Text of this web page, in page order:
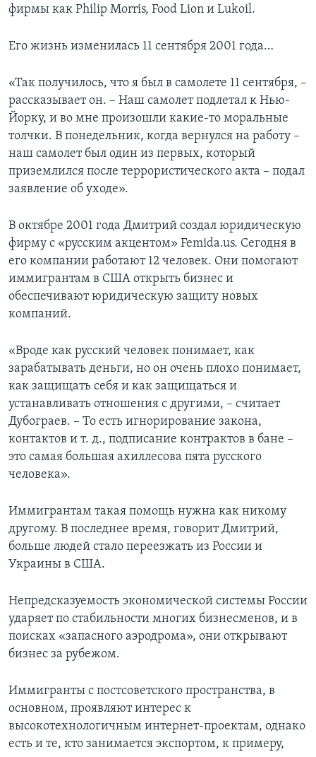
фирмы как Philip Morris, Food Lion и Lukoil.
Его жизнь изменилась 11 сентября 2001 года…
«Так получилось, что я был в самолете 11 сентября, –
рассказывает он. – Наш самолет подлетал к Нью-
Йорку, и во мне произошли какие-то моральные
толчки. В понедельник, когда вернулся на работу –
наш самолет был один из первых, который
приземлился после террористического акта – подал
заявление об уходе».
В октябре 2001 года Дмитрий создал юридическую
фирму с «русским акцентом» Femida.us. Сегодня в
его компании работают 12 человек. Они помогают
иммигрантам в США открыть бизнес и
обеспечивают юридическую защиту новых
компаний.
«Вроде как русский человек понимает, как
зарабатывать деньги, но он очень плохо понимает,
как защищать себя и как защищаться и
устанавливать отношения с другими, – считает
Дубограев. – То есть игнорирование закона,
контактов и т. д., подписание контрактов в бане –
это самая большая ахиллесова пята русского
человека».
Иммигрантам такая помощь нужна как никому
другому. В последнее время, говорит Дмитрий,
больше людей стало переезжать из России и
Украины в США.
Непредсказуемость экономической системы России
ударяет по стабильности многих бизнесменов, и в
поисках «запасного аэродрома», они открывают
бизнес за рубежом.
Иммигранты с постсоветского пространства, в
основном, проявляют интерес к
высокотехнологичным интернет-проектам, однако
есть и те, кто занимается экспортом, к примеру,